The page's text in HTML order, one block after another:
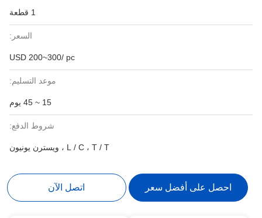
السعر:
USD 200~300/ pc
موعد التسليم:
15 ~ 45 يوم
شروط الدفع:
L / C ، T / T ، ويسترن يونيون
احصل على أفضل سعر اتصل الآن